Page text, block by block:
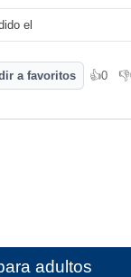
el
a favoritos 👍0
Me 👎
adultos